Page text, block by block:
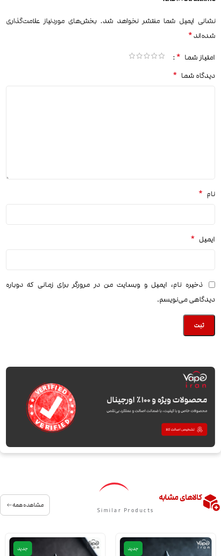
نشانی ایمیل شما منتشر نخواهد شد. بخش‌های موردنیاز علامت‌گذاری
شده‌اند*
امتیاز شما *
دیدگاه شما *
نام *
ایمیل *
ذخیره نام، ایمیل و وبسایت من در مرورگر برای زمانی که دوباره
دیدگاهی می‌نویسم.
کالاهای مشابه
Similar Products
مشاهده همه
جدید جدید